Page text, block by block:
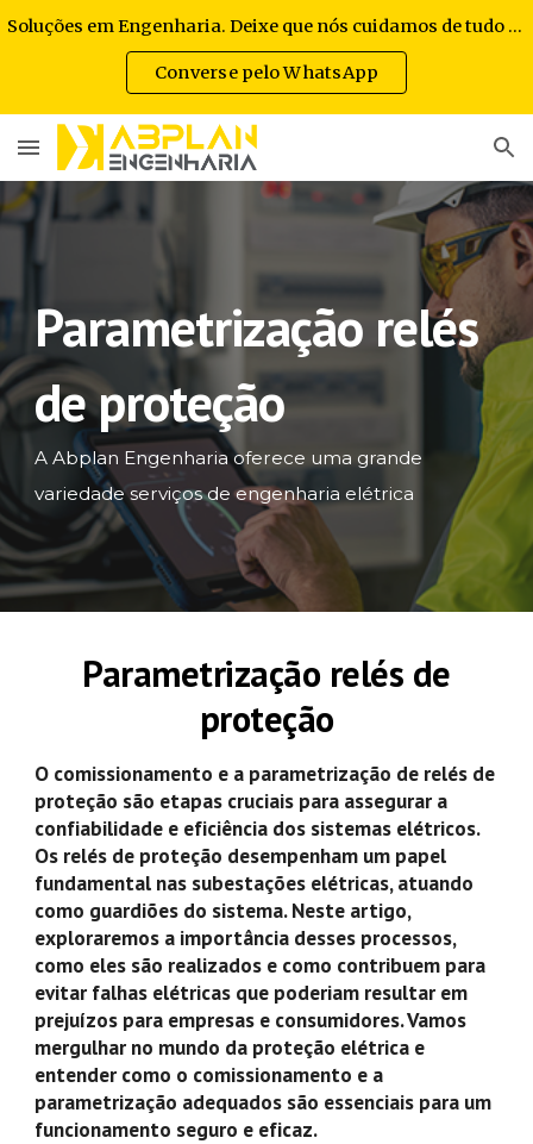
Soluções em Engenharia. Deixe que nós cuidamos de tudo por você.
Converse pelo WhatsApp
Parametrização relés
de proteção
A Abplan Engenharia oferece uma grande
variedade serviços de engenharia elétrica
Parametrização relés de
proteção
O comissionamento e a parametrização de relés de
proteção são etapas cruciais para assegurar a
confiabilidade e eficiência dos sistemas elétricos.
Os relés de proteção desempenham um papel
fundamental nas subestações elétricas, atuando
como guardiões do sistema. Neste artigo,
exploraremos a importância desses processos,
como eles são realizados e como contribuem para
evitar falhas elétricas que poderiam resultar em
prejuízos para empresas e consumidores. Vamos
mergulhar no mundo da proteção elétrica e
entender como o comissionamento e a
parametrização adequados são essenciais para um
funcionamento seguro e eficaz.